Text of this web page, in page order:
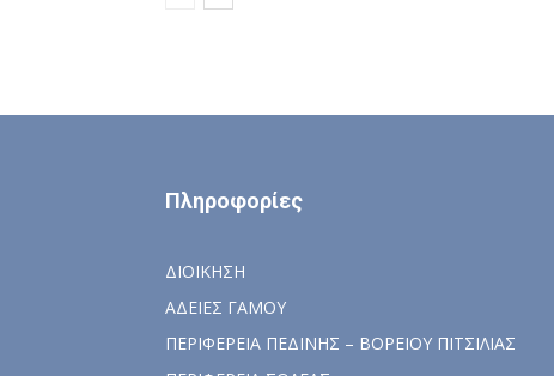
Πληροφορίες
ΔΙΟΙΚΗΣΗ
ΑΔΕΙΕΣ ΓΑΜΟΥ
ΠΕΡΙΦΕΡΕΙΑ ΠΕΔΙΝΗΣ – ΒΟΡΕΙΟΥ ΠΙΤΣΙΛΙΑΣ